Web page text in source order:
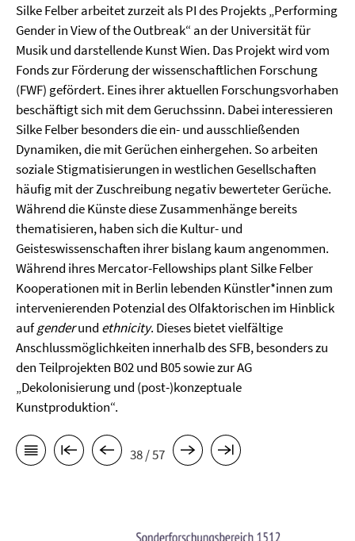
Silke Felber arbeitet zurzeit als PI des Projekts „Performing
Gender in View of the Outbreak“ an der Universität für
Musik und darstellende Kunst Wien. Das Projekt wird vom
Fonds zur Förderung der wissenschaftlichen Forschung
(FWF) gefördert. Eines ihrer aktuellen Forschungsvorhaben
beschäftigt sich mit dem Geruchssinn. Dabei interessieren
Silke Felber besonders die ein- und ausschließenden
Dynamiken, die mit Gerüchen einhergehen. So arbeiten
soziale Stigmatisierungen in westlichen Gesellschaften
häufig mit der Zuschreibung negativ bewerteter Gerüche.
Während die Künste diese Zusammenhänge bereits
thematisieren, haben sich die Kultur- und
Geisteswissenschaften ihrer bislang kaum angenommen.
Während ihres Mercator-Fellowships plant Silke Felber
Kooperationen mit in Berlin lebenden Künstler*innen zum
intervenierenden Potenzial des Olfaktorischen im Hinblick
aufgenderund ethnicity. Dieses bietet vielfältige
Anschlussmöglichkeiten innerhalb des SFB, besonders zu
den Teilprojekten B02 und B05 sowie zur AG
„Dekolonisierung und (post-)konzeptuale
Kunstproduktion“.
38 / 57